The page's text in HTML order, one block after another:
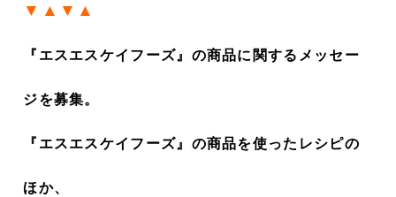
▼▲▼▲
『エスエスケイフーズ』の商品に関するメッセー
ジを募集。
『エスエスケイフーズ』の商品を使ったレシピの
ほか、